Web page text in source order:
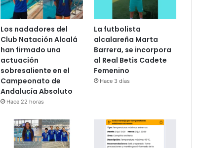
Los nadadores del
Club Natación Alcalá
han firmado una
actuación
sobresaliente en el
Campeonato de
Andalucía Absoluto
Hace 22 horas
La futbolista
alcalareña Marta
Barrera, se incorpora
al Real Betis Cadete
Femenino
Hace 3 días